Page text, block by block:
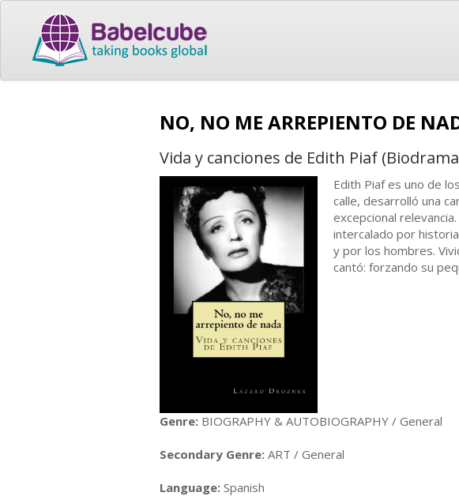
NO, NO ME ARREPIENTO DE
Vida y canciones de Edith Piaf
Edith Piaf es uno de
calle, desarrolló una
excepcional
intercalado por
y por los hombres.
cantó: forzando su
Genre: BIOGRAPHY & AUTOBIOGRAPHY / General
Secondary Genre: ART / General
Language: Spanish